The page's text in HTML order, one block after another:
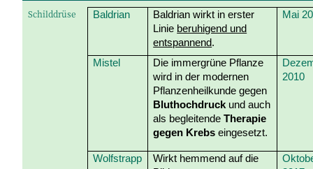
Schilddrüse Baldrian
Baldrian wirkt in erster
Linie beruhigend und
entspannend.
Mai
Mistel
Die immergrüne Pflanze
wird in der modernen
Pflanzenheilkunde gegen
Bluthochdruck und auch
als begleitendeTherapie
gegen Krebs eingesetzt.
2010
Wolfstrapp
Wirkt hemmend auf die